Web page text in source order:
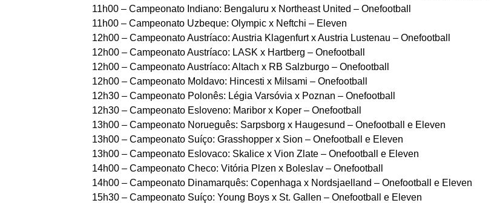
11h00 – Campeonato Indiano: Bengaluru x Northeast United – Onefootball
11h00 – Campeonato Uzbeque: Olympic x Neftchi – Eleven
12h00 – Campeonato Austríaco: Austria Klagenfurt x Austria Lustenau – Onefootball
12h00 – Campeonato Austríaco: LASK x Hartberg – Onefootball
12h00 – Campeonato Austríaco: Altach x RB Salzburgo – Onefootball
12h00 – Campeonato Moldavo: Hincesti x Milsami – Onefootball
12h30 – Campeonato Polonês: Légia Varsóvia x Poznan – Onefootball
12h30 – Campeonato Esloveno: Maribor x Koper – Onefootball
13h00 – Campeonato Norueguês: Sarpsborg x Haugesund – Onefootball e Eleven
13h00 – Campeonato Suíço: Grasshopper x Sion – Onefootball e Eleven
13h00 – Campeonato Eslovaco: Skalice x Vion Zlate – Onefootball e Eleven
14h00 – Campeonato Checo: Vitória Plzen x Boleslav – Onefootball
14h00 – Campeonato Dinamarquês: Copenhaga x Nordsjaelland – Onefootball e Eleven
15h30 – Campeonato Suíço: Young Boys x St. Gallen – Onefootball e Eleven